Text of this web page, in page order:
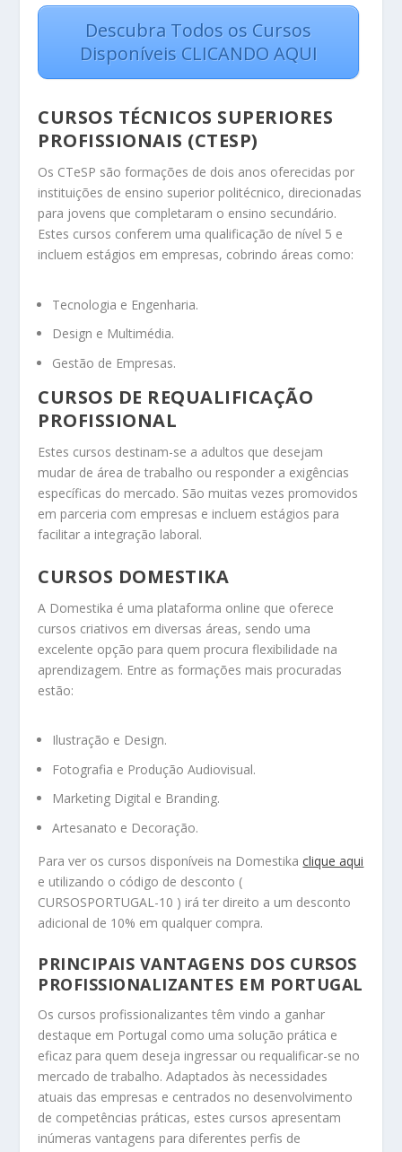
Descubra Todos os Cursos
Disponíveis CLICANDO AQUI
CURSOS TÉCNICOS SUPERIORES
PROFISSIONAIS (CTESP)
Os CTeSP são formações de dois anos oferecidas por
instituições de ensino superior politécnico, direcionadas
para jovens que completaram o ensino secundário.
Estes cursos conferem uma qualificação de nível 5 e
incluem estágios em empresas, cobrindo áreas como:
Tecnologia e Engenharia.
Design e Multimédia.
Gestão de Empresas.
CURSOS DE REQUALIFICAÇÃO
PROFISSIONAL
Estes cursos destinam-se a adultos que desejam
mudar de área de trabalho ou responder a exigências
específicas do mercado. São muitas vezes promovidos
em parceria com empresas e incluem estágios para
facilitar a integração laboral.
CURSOS DOMESTIKA
A Domestika é uma plataforma online que oferece
cursos criativos em diversas áreas, sendo uma
excelente opção para quem procura flexibilidade na
aprendizagem. Entre as formações mais procuradas
estão:
Ilustração e Design.
Fotografia e Produção Audiovisual.
Marketing Digital e Branding.
Artesanato e Decoração.
Para ver os cursos disponíveis na Domestikaclique aqui
e utilizando o código de desconto (
CURSOSPORTUGAL-10 ) irá ter direito a um desconto
adicional de 10% em qualquer compra.
PRINCIPAIS VANTAGENS DOS CURSOS
PROFISSIONALIZANTES EM PORTUGAL
Os cursos profissionalizantes têm vindo a ganhar
destaque em Portugal como uma solução prática e
eficaz para quem deseja ingressar ou requalificar-se no
mercado de trabalho. Adaptados às necessidades
atuais das empresas e centrados no desenvolvimento
de competências práticas, estes cursos apresentam
inúmeras vantagens para diferentes perfis de